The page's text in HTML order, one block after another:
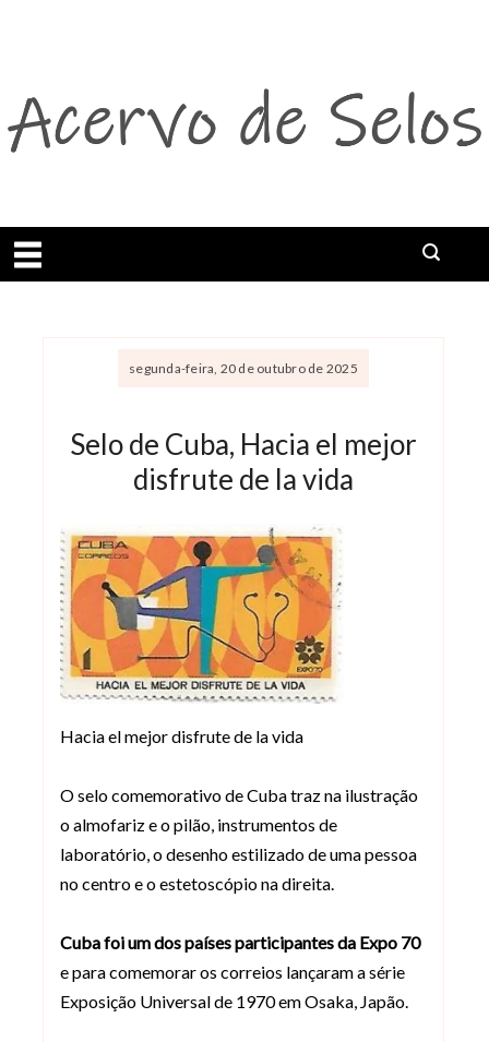
Abrir menu
segunda-feira, 20 de outubro de 2025
Selo de Cuba, Hacia el mejor
disfrute de la vida
Hacia el mejor disfrute de la vida
O selo comemorativo de Cuba traz na ilustração
o almofariz e o pilão, instrumentos de
laboratório, o desenho estilizado de uma pessoa
no centro e o estetoscópio na direita.
Cuba foi um dos países participantes da Expo 70
e para comemorar os correios lançaram a série
Exposição Universal de 1970 em Osaka, Japão.